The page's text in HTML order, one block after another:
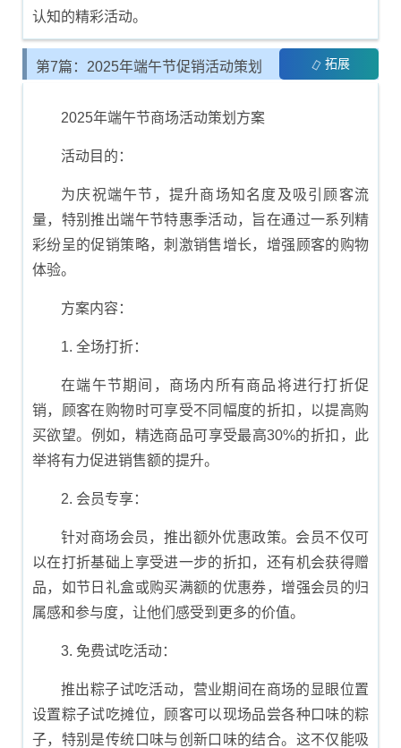
认知的精彩活动。
第7篇：2025年端午节促销活动策划 拓展
2025年端午节商场活动策划方案
活动目的：
为庆祝端午节，提升商场知名度及吸引顾客流
量，特别推出端午节特惠季活动，旨在通过一系列精
彩纷呈的促销策略，刺激销售增长，增强顾客的购物
体验。
方案内容：
1. 全场打折：
在端午节期间，商场内所有商品将进行打折促
销，顾客在购物时可享受不同幅度的折扣，以提高购
买欲望。例如，精选商品可享受最高30%的折扣，此
举将有力促进销售额的提升。
2. 会员专享：
针对商场会员，推出额外优惠政策。会员不仅可
以在打折基础上享受进一步的折扣，还有机会获得赠
品，如节日礼盒或购买满额的优惠券，增强会员的归
属感和参与度，让他们感受到更多的价值。
3. 免费试吃活动：
推出粽子试吃活动，营业期间在商场的显眼位置
设置粽子试吃摊位，顾客可以现场品尝各种口味的粽
子，特别是传统口味与创新口味的结合。这不仅能吸